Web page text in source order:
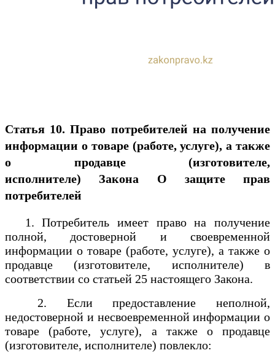
Статья 10. Право потребителей на получение
информации о товаре (работе, услуге), а также
о продавце (изготовителе,
исполнителе)
Закона О защите прав
потребителей
1. Потребитель имеет право на получение
полной, достоверной и своевременной
информации о товаре (работе, услуге), а также о
продавце (изготовителе, исполнителе) в
соответствии со статьей 25 настоящего Закона.
2. Если предоставление неполной,
недостоверной и несвоевременной информации о
товаре (работе, услуге), а также о продавце
(изготовителе, исполнителе) повлекло: